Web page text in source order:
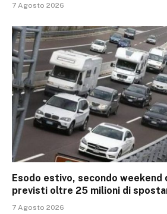
7 Agosto 2026
Esodo estivo, secondo weekend
previsti oltre 25 milioni di
7 Agosto 2026